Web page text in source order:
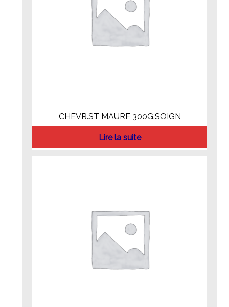
CHEVR.ST MAURE 300G.SOIGN
Lire la suite